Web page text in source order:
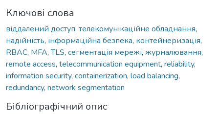
Ключові слова
віддалений доступ, телекомунікаційне обладнання,
надійність, інформаційна безпека, контейнеризація,
RBAC, MFA,TLS, сегментація мережі, журналювання,
remote access, telecommunication equipment, reliability,
information security, containerization, load balancing,
redundancy, network segmentation
Бібліографічний опис